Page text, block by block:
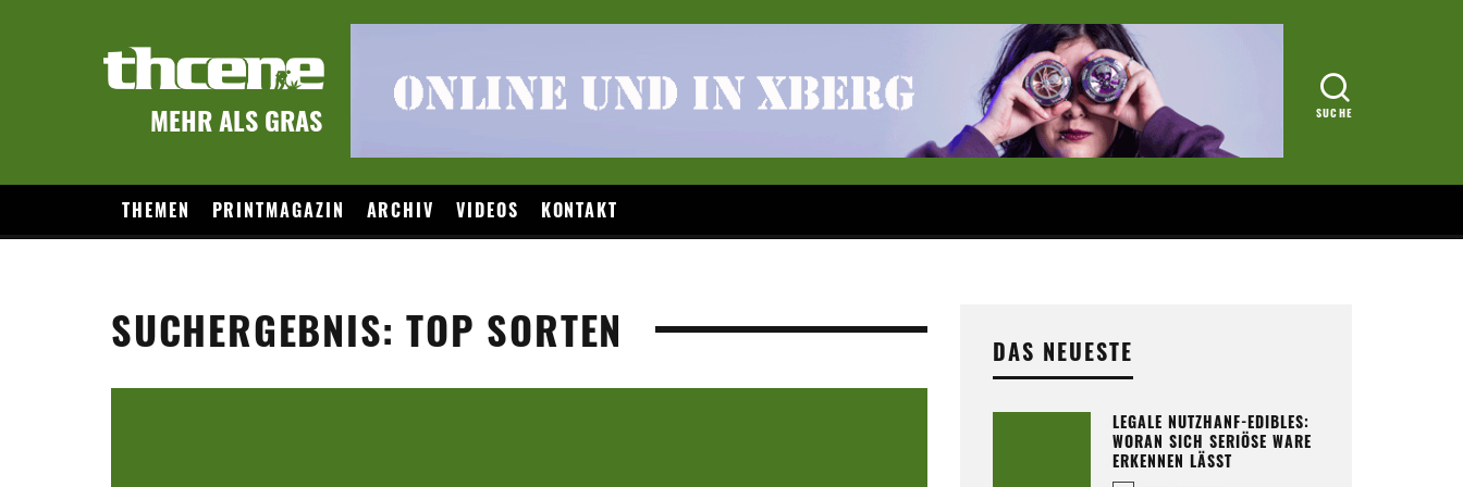
MEHR ALS GRAS
THEMEN PRINTMAGAZIN ARCHIV VIDEOS KONTAKT
SUCHERGEBNIS: TOP SORTEN DAS NEUESTE
LEGALE NUTZHANF-EDIBLES:
WORAN SICH SERIÖSE WARE
ERKENNEN LÄSST